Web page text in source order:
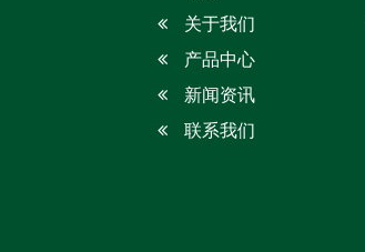
关于我们
产品中心
新闻资讯
联系我们